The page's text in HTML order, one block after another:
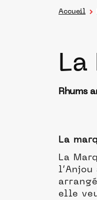
Accueil
La
Rhums
La
La
elle